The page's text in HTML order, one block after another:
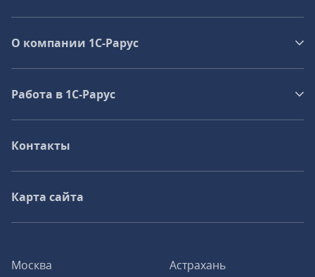
Москва
Астрахань
О компании 1C-Рарус
Работа в 1С‑Рарус
Контакты
Карта сайта